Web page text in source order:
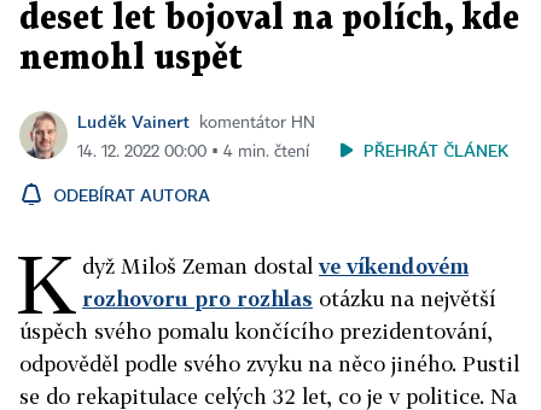
deset let bojoval na polích, kde
nemohl uspět
Luděk Vainert
komentátor HN
14. 12. 2022 00:00 ▪ 4 min. čtení
PŘEHRÁT ČLÁNEK
ODEBÍRAT AUTORA
K dyž Miloš Zeman dostalve víkendovém
rozhovoru pro rozhlas otázku na největší
úspěch svého pomalu končícího prezidentování,
odpověděl podle svého zvyku na něco jiného. Pustil
se do rekapitulace celých 32 let, co je v politice. Na